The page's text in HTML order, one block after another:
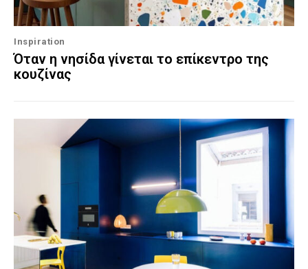
Inspiration
Όταν η νησίδα γίνεται το επίκεντρο της
κουζίνας